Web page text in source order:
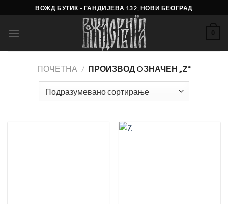
to
content
ВОЖД БУТИК - ГАНДИЈЕВА 132, НОВИ БЕОГРАД
0
ПОЧЕТНА / ПРОИЗВОД OЗНАЧЕН „Z“